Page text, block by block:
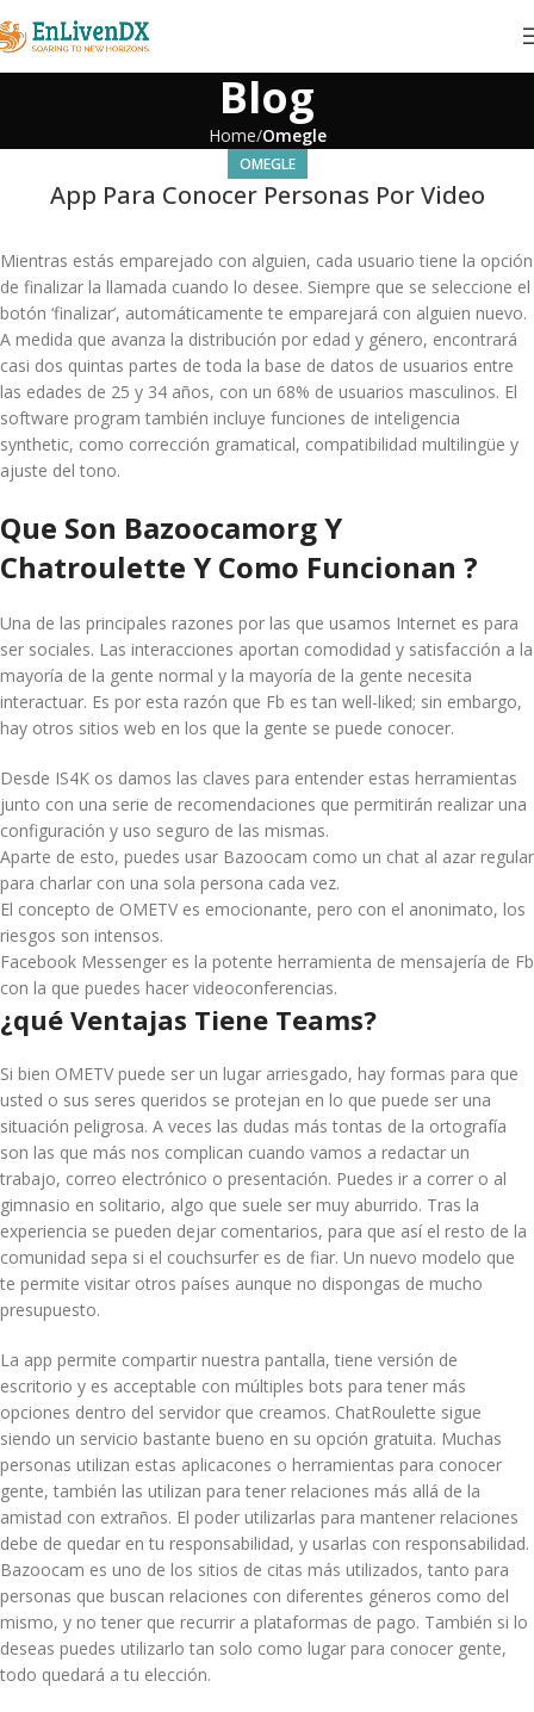
Blog
Home Omegle
OMEGLE
App Para Conocer Personas Por Video
Mientras estás emparejado con alguien, cada usuario tiene la opción
de finalizar la llamada cuando lo desee. Siempre que se seleccione el
botón ‘finalizar’, automáticamente te emparejará con alguien nuevo.
A medida que avanza la distribución por edad y género, encontrará
casi dos quintas partes de toda la base de datos de usuarios entre
las edades de 25 y 34 años, con un 68% de usuarios masculinos. El
software program también incluye funciones de inteligencia
synthetic, como corrección gramatical, compatibilidad multilingüe y
ajuste del tono.
Que Son Bazoocamorg Y
Chatroulette Y Como Funcionan ?
Una de las principales razones por las que usamos Internet es para
ser sociales. Las interacciones aportan comodidad y satisfacción a la
mayoría de la gente normal y la mayoría de la gente necesita
interactuar. Es por esta razón que Fb es tan well-liked; sin embargo,
hay otros sitios web en los que la gente se puede conocer.
Desde IS4K os damos las claves para entender estas herramientas
junto con una serie de recomendaciones que permitirán realizar una
configuración y uso seguro de las mismas.
Aparte de esto, puedes usar Bazoocam como un chat al azar regular
para charlar con una sola persona cada vez.
El concepto de OMETV es emocionante, pero con el anonimato, los
riesgos son intensos.
Facebook Messenger es la potente herramienta de mensajería de Fb
con la que puedes hacer videoconferencias.
¿qué Ventajas Tiene Teams?
Si bien OMETV puede ser un lugar arriesgado, hay formas para que
usted o sus seres queridos se protejan en lo que puede ser una
situación peligrosa. A veces las dudas más tontas de la ortografía
son las que más nos complican cuando vamos a redactar un
trabajo, correo electrónico o presentación. Puedes ir a correr o al
gimnasio en solitario, algo que suele ser muy aburrido. Tras la
experiencia se pueden dejar comentarios, para que así el resto de la
comunidad sepa si el couchsurfer es de fiar. Un nuevo modelo que
te permite visitar otros países aunque no dispongas de mucho
presupuesto.
La app permite compartir nuestra pantalla, tiene versión de
escritorio y es acceptable con múltiples bots para tener más
opciones dentro del servidor que creamos. ChatRoulette sigue
siendo un servicio bastante bueno en su opción gratuita. Muchas
personas utilizan estas aplicacones o herramientas para conocer
gente, también las utilizan para tener relaciones más allá de la
amistad con extraños. El poder utilizarlas para mantener relaciones
debe de quedar en tu responsabilidad, y usarlas con responsabilidad.
Bazoocam es uno de los sitios de citas más utilizados, tanto para
personas que buscan relaciones con diferentes géneros como del
mismo, y no tener que recurrir a plataformas de pago. También si lo
deseas puedes utilizarlo tan solo como lugar para conocer gente,
todo quedará a tu elección.